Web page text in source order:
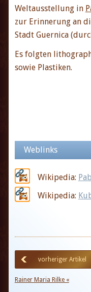
Weltausstellung in
zur Erinnerung an
Stadt Guernica
Es folgten
sowie Plastiken.
Weblinks
Wikipedia:
Wikipedia:
vorheriger Artikel
Rainer Maria Rilke «